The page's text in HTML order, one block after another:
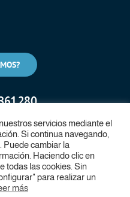
280
servicios mediante el
Si continua navegando,
Puede cambiar la
Haciendo clic en
todas las cookies. Sin
para realizar un
más